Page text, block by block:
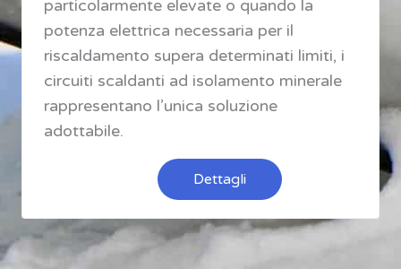
particolarmente elevate o quando la
potenza elettrica necessaria per il
riscaldamento supera determinati limiti, i
circuiti scaldanti ad isolamento minerale
rappresentano l’unica soluzione
adottabile.
Dettagli